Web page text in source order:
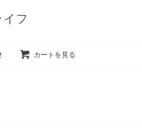
イフ
カートを見る